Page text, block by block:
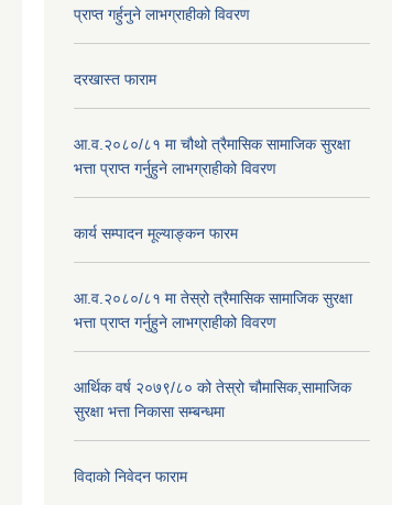
प्राप्त गर्हुनुने लाभग्राहीको विवरण
दरखास्त फाराम
आ.व.२०८०/८१ मा चौथो त्रैमासिक सामाजिक सुरक्षा
भत्ता प्राप्त गर्नुहुने लाभग्राहीको विवरण
कार्य सम्पादन मूल्याङ्कन फारम
आ.व.२०८०/८१ मा तेस्रो त्रैमासिक सामाजिक सुरक्षा
भत्ता प्राप्त गर्नुहुने लाभग्राहीको विवरण
आर्थिक वर्ष २०७९/८० को तेस्रो चौमासिक,सामाजिक
सुरक्षा भत्ता निकासा सम्बन्धमा
विदाको निवेदन फाराम